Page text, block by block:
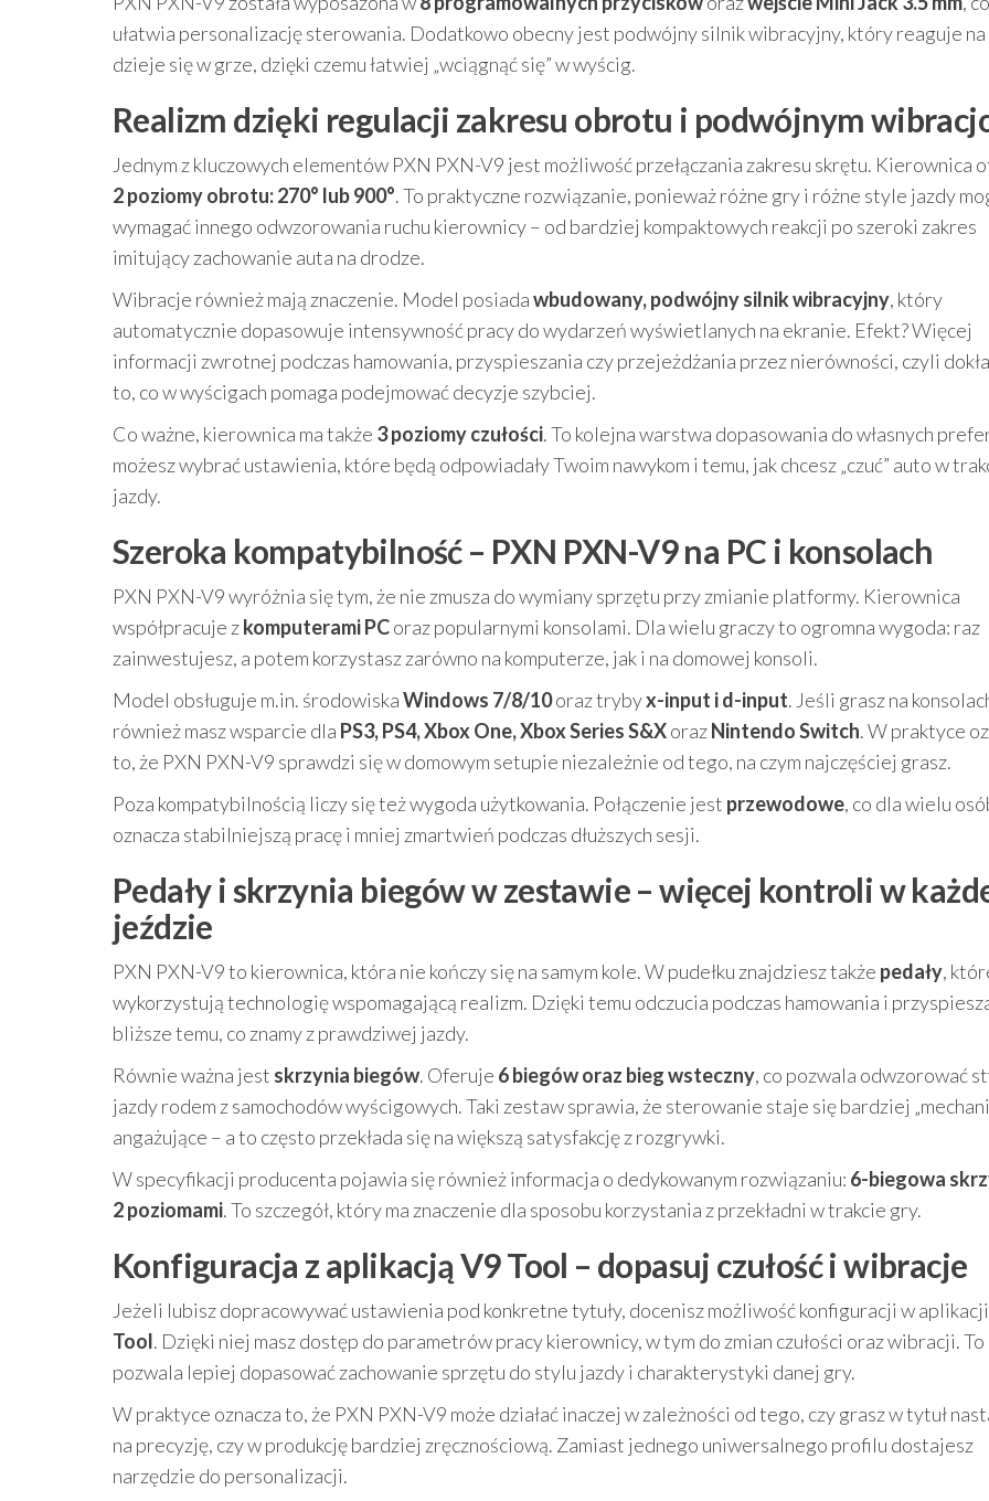
ułatwia personalizację sterowania. Dodatkowo obecny jest podwójny silnik wibracyjny, który reaguje na
dzieje się w grze, dzięki czemu łatwiej „wciągnąć się” w wyścig.
Realizm dzięki regulacji zakresu obrotu i podwójnym
Jednym z kluczowych elementów PXN PXN-V9 jest możliwość przełączania zakresu skrętu. Kierownica
2 poziomy obrotu: 270° lub 900°. To praktyczne rozwiązanie, ponieważ różne gry i różne style jazdy
wymagać innego odwzorowania ruchu kierownicy – od bardziej kompaktowych reakcji po szeroki zakres
imitujący zachowanie auta na drodze.
Wibracje również mają znaczenie. Model posiadawbudowany, podwójny silnik wibracyjny, który
automatycznie dopasowuje intensywność pracy do wydarzeń wyświetlanych na ekranie. Efekt? Więcej
informacji zwrotnej podczas hamowania, przyspieszania czy przejeżdżania przez nierówności, czyli
to, co w wyścigach pomaga podejmować decyzje szybciej.
Co ważne, kierownica ma także 3 poziomy czułości. To kolejna warstwa dopasowania do własnych
możesz wybrać ustawienia, które będą odpowiadały Twoim nawykom i temu, jak chcesz „czuć” auto w
jazdy.
Szeroka kompatybilność – PXN PXN-V9 na PC i konsolach
PXN PXN-V9 wyróżnia się tym, że nie zmusza do wymiany sprzętu przy zmianie platformy. Kierownica
współpracuje zkomputerami PCoraz popularnymi konsolami. Dla wielu graczy to ogromna wygoda: raz
zainwestujesz, a potem korzystasz zarówno na komputerze, jak i na domowej konsoli.
Model obsługuje m.in. środowiskaWindows 7/8/10oraz trybyx-input i d-input. Jeśli grasz na
również masz wsparcie dla PS3, PS4, Xbox One, Xbox Series S&XorazNintendo Switch. W praktyce
to, że PXN PXN-V9 sprawdzi się w domowym setupie niezależnie od tego, na czym najczęściej grasz.
Poza kompatybilnością liczy się też wygoda użytkowania. Połączenie jest przewodowe, co dla wielu
oznacza stabilniejszą pracę i mniej zmartwień podczas dłuższych sesji.
Pedały i skrzynia biegów w zestawie – więcej kontroli w
jeździe
PXN PXN-V9 to kierownica, która nie kończy się na samym kole. W pudełku znajdziesz także pedały,
wykorzystują technologię wspomagającą realizm. Dzięki temu odczucia podczas hamowania i
bliższe temu, co znamy z prawdziwej jazdy.
Równie ważna jest skrzynia biegów. Oferuje 6 biegów oraz bieg wsteczny, co pozwala odwzorować
jazdy rodem z samochodów wyścigowych. Taki zestaw sprawia, że sterowanie staje się bardziej
angażujące – a to często przekłada się na większą satysfakcję z rozgrywki.
W specyfikacji producenta pojawia się również informacja o dedykowanym rozwiązaniu: 6-biegowa
2 poziomami. To szczegół, który ma znaczenie dla sposobu korzystania z przekładni w trakcie gry.
Konfiguracja z aplikacją V9 Tool – dopasuj czułość i wibracje
Jeżeli lubisz dopracowywać ustawienia pod konkretne tytuły, docenisz możliwość konfiguracji w aplikacji
Tool. Dzięki niej masz dostęp do parametrów pracy kierownicy, w tym do zmian czułości oraz wibracji. To
pozwala lepiej dopasować zachowanie sprzętu do stylu jazdy i charakterystyki danej gry.
W praktyce oznacza to, że PXN PXN-V9 może działać inaczej w zależności od tego, czy grasz w tytuł
na precyzję, czy w produkcję bardziej zręcznościową. Zamiast jednego uniwersalnego profilu dostajesz
narzędzie do personalizacji.